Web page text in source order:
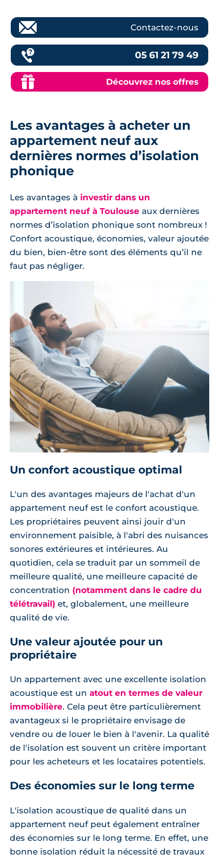
Contactez-nous
05 61 21 79 49
Découvrez nos offres
Les avantages à acheter un
appartement neuf aux
dernières normes d’isolation
phonique
Les avantages à investir dans un
appartement neuf à Toulouse aux dernières
normes d’isolation phonique sont nombreux !
Confort acoustique, économies, valeur ajoutée
du bien, bien-être sont des éléments qu’il ne
faut pas négliger.
Un confort acoustique optimal
L'un des avantages majeurs de l'achat d'un
appartement neuf est le confort acoustique.
Les propriétaires peuvent ainsi jouir d'un
environnement paisible, à l'abri des nuisances
sonores extérieures et intérieures. Au
quotidien, cela se traduit par un sommeil de
meilleure qualité, une meilleure capacité de
concentration (notamment dans le cadre du
télétravail) et, globalement, une meilleure
qualité de vie.
Une valeur ajoutée pour un
propriétaire
Un appartement avec une excellente isolation
acoustique est un atout en termes de valeur
immobilière. Cela peut être particulièrement
avantageux si le propriétaire envisage de
vendre ou de louer le bien à l'avenir. La qualité
de l'isolation est souvent un critère important
pour les acheteurs et les locataires potentiels.
Des économies sur le long terme
L'isolation acoustique de qualité dans un
appartement neuf peut également entraîner
des économies sur le long terme. En effet, une
bonne isolation réduit la nécessité de travaux